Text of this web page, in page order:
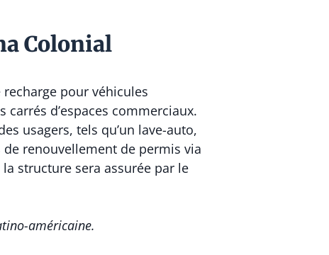
Colonial
pour véhicules
d’espaces commerciaux.
usagers, tels qu’un lave-auto,
de renouvellement de permis via
structure sera assurée par le
américaine.